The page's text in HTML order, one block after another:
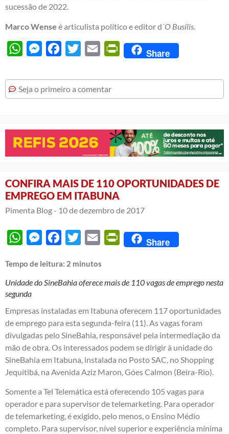
sucessão de 2022.
Marco Wense é articulista político e editor d´O Busílis
WhatsAppMessengerFacebook
Twitter Email PrintFriendly
Share
Seja o primeiro a comentar
CONFIRA MAIS DE 110 OPORTUNIDADES DE
EMPREGO EM ITABUNA
Pimenta Blog - 10 de dezembro de 2017
WhatsAppMessengerFacebook
Twitter Email PrintFriendly
Share
Tempo de leitura: 2 minutos
Unidade do SineBahia oferece mais de 110 vagas de emprego nesta
segunda
Empresas instaladas em Itabuna oferecem 117 oportunidades
de emprego para esta segunda-feira (11). As vagas foram
divulgadas pelo SineBahia, responsável pela intermediação da
mão de obra. Os interessados podem se dirigir à unidade do
SineBahia em Itabuna, instalada no Posto SAC, no Shopping
Jequitibá, na Avenida Aziz Maron, Góes Calmon (Beira-Rio).
Somente a Tel Telemática está oferecendo 105 vagas para
operador e para supervisor de telemarketing. Para operador
de telemarketing, é exigido, pelo menos, o Ensino Médio
completo. Para supervisor, nível superior e experiência mínima